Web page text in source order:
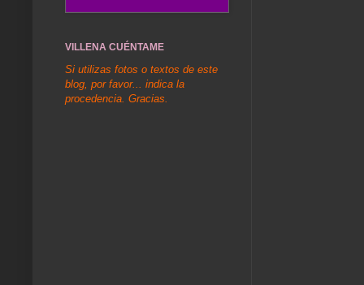
VILLENA CUÉNTAME
Si utilizas fotos o textos de este
blog, por favor... indica la
procedencia. Gracias.